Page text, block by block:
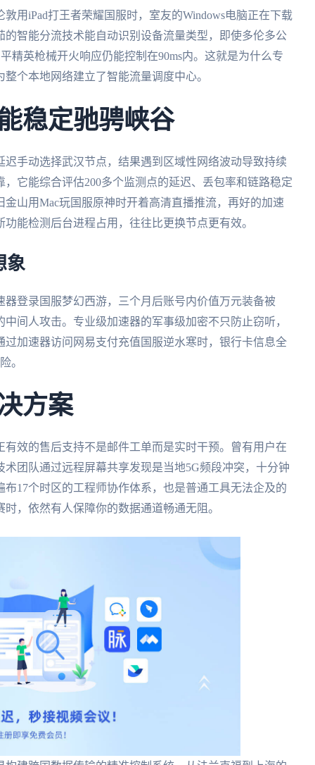
用iPad打王者荣耀国服时，室友的Windows电脑正在下载
智能分流技术能自动识别设备流量类型，即使多伦多公
精英枪械开火响应仍能控制在90ms内。这就是为什么专
个本地网络建立了智能流量调度中心。
稳定驰骋峡谷
手动选择武汉节点，结果遇到区域性网络波动导致持续
它能综合评估200多个监测点的延迟、丢包率和链路稳定
山用Mac玩国服原神时开着高清直播推流，再好的加速
能检测后台进程占用，往往比更换节点更有效。
象
登录国服梦幻西游，三个月后账号内价值万元装备被
间人攻击。专业级加速器的军事级加密不只防止窃听，
加速器访问网易支付充值国服逆水寒时，银行卡信息全
。
方案
效的售后支持不是邮件工单而是实时干预。曾有用户在
团队通过远程屏幕共享发现是当地5G频段冲突，十分钟
17个时区的工程师协作体系，也是普通工具无法企及的
，依然有人保障你的数据通道畅通无阻。